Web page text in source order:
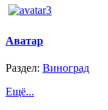
Аватар
Раздел: Виноград
Ещё...